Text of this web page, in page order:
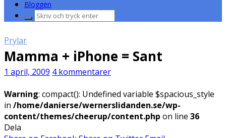
Bloggen
Sök
Prylar
Mamma + iPhone = Sant
1 april, 2009 4 kommentarer
Warning: compact(): Undefined variable $spacious_style
in /home/danierse/wernerslidanden.se/wp-
content/themes/cheerup/content.php on line 36
Dela